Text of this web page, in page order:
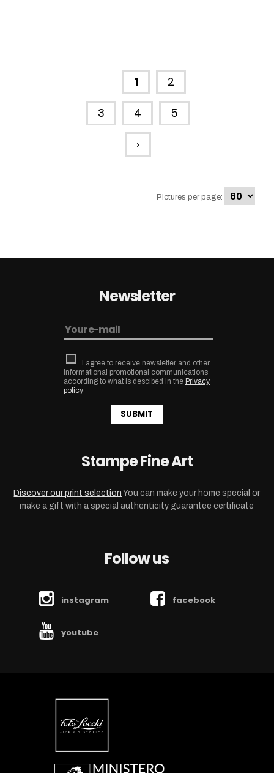
1 2
3 4 5
›
Pictures per page:
Newsletter
I agree to receive newsletter and other
informational promotional communications
according to what is descibed in the Privacy
policy
SUBMIT
Stampe Fine Art
Discover our print selection You can make your home special or
make a gift with a special authenticity guarantee certificate
Follow us
instagram facebook
youtube